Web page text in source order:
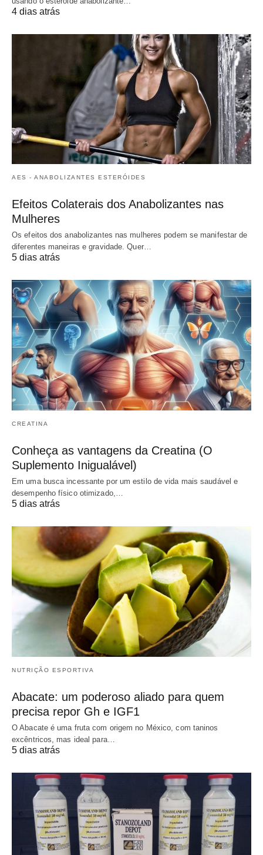
4 dias atrás
AES - ANABOLIZANTES ESTERÓIDES
Efeitos Colaterais dos Anabolizantes nas
Mulheres
Os efeitos dos anabolizantes nas mulheres podem se manifestar de
diferentes maneiras e gravidade. Quer…
5 dias atrás
CREATINA
Conheça as vantagens da Creatina (O
Suplemento Inigualável)
Em uma busca incessante por um estilo de vida mais saudável e
desempenho físico otimizado,…
5 dias atrás
NUTRIÇÃO ESPORTIVA
Abacate: um poderoso aliado para quem
precisa repor Gh e IGF1
O Abacate é uma fruta com origem no México, com taninos
excêntricos, mas ideal para…
5 dias atrás